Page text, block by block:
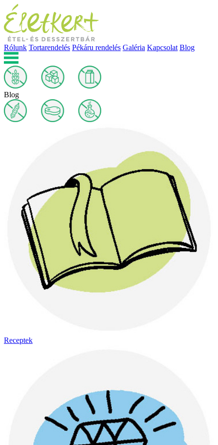
Rólunk Tortarendelés Pékáru rendelés Galéria Kapcsolat Blog
Blog
Receptek